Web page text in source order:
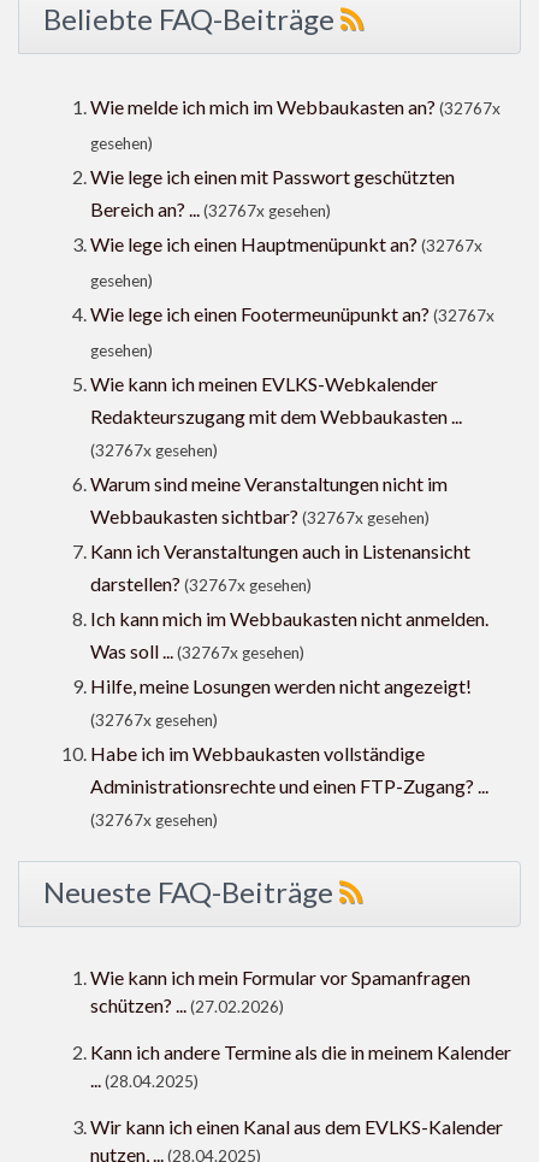
Beliebte FAQ-Beiträge
Wie melde ich mich im Webbaukasten an? (32767x
gesehen)
Wie lege ich einen mit Passwort geschützten
Bereich an? ...(32767x gesehen)
Wie lege ich einen Hauptmenüpunkt an? (32767x
gesehen)
Wie lege ich einen Footermeunüpunkt an? (32767x
gesehen)
Wie kann ich meinen EVLKS-Webkalender
Redakteurszugang mit dem Webbaukasten ...
(32767x gesehen)
Warum sind meine Veranstaltungen nicht im
Webbaukasten sichtbar? (32767x gesehen)
Kann ich Veranstaltungen auch in Listenansicht
darstellen? (32767x gesehen)
Ich kann mich im Webbaukasten nicht anmelden.
Was soll ...(32767x gesehen)
Hilfe, meine Losungen werden nicht angezeigt!
(32767x gesehen)
Habe ich im Webbaukasten vollständige
Administrationsrechte und einen FTP-Zugang? ...
(32767x gesehen)
Neueste FAQ-Beiträge
Wie kann ich mein Formular vor Spamanfragen
schützen? ...(27.02.2026)
Kann ich andere Termine als die in meinem Kalender
...(28.04.2025)
Wir kann ich einen Kanal aus dem EVLKS-Kalender
nutzen, ...(28.04.2025)